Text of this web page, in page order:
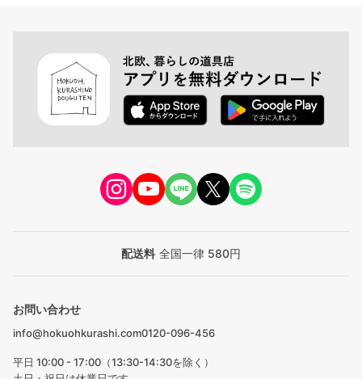
配送料 全国一律 580円
お問い合わせ
info@hokuohkurashi.com0120-096-456
平日 10:00 - 17:00（13:30-14:30を除く）